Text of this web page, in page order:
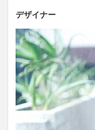
デザイナー